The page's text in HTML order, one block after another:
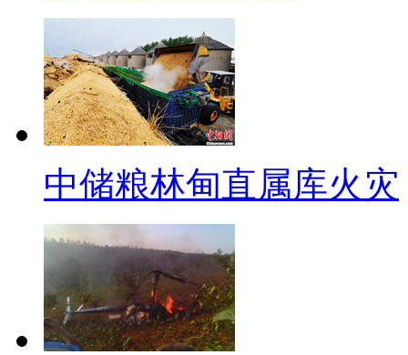
【同期声】北京市交管局新
处罚了 可能一个多小时就3起
(为什么只处罚了3起 是因为
群众对这事的知晓率肯定提
【解说】据记者了解，并非
期间，在没有执法人员的路口
【同期声】北京市民
刚才我在光明桥底下 一个人(
中储粮林甸直属库火灾